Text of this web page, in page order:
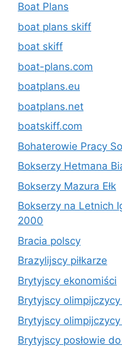
Boat Plans
boat plans skiff
boat skiff
boat-plans.com
boatplans.eu
boatplans.net
boatskiff.com
Bohaterowie Pracy
Bokserzy Hetmana
Bokserzy Mazura Ełk
Bokserzy na Letnich
2000
Bracia polscy
Brazylijscy piłkarze
Brytyjscy ekonomiści
Brytyjscy
Brytyjscy
Brytyjscy posłowie